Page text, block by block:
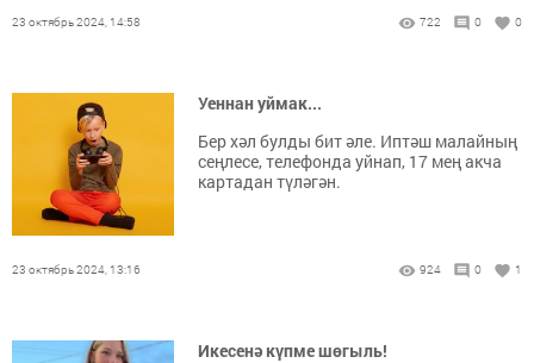
23 октябрь 2024, 14:58 722 0 0
Уеннан уймак...
Бер хәл булды бит әле. Иптәш малайның
сеңлесе, телефонда уйнап, 17 мең акча
картадан түләгән.
23 октябрь 2024, 13:16 924 0 1
Икесенә күпме шөгыль!